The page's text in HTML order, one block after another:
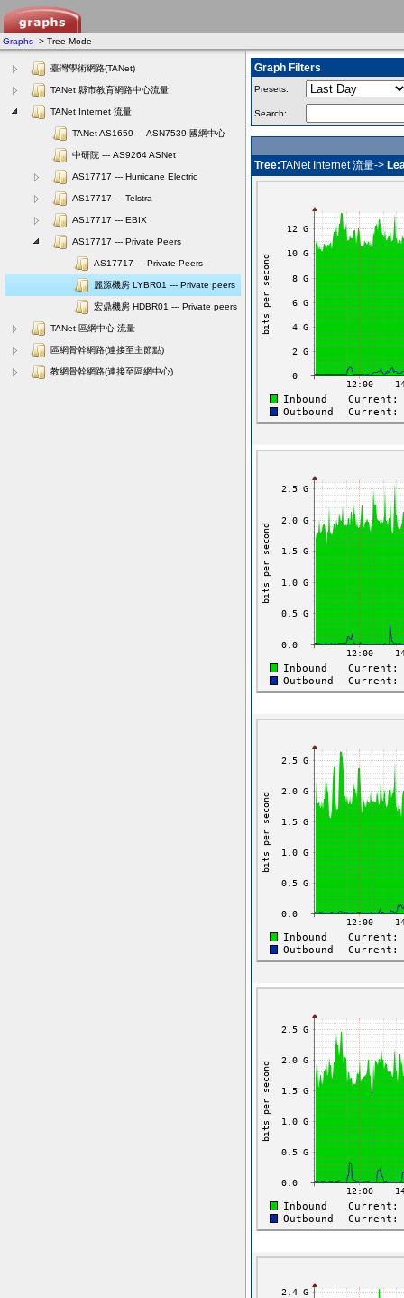
Graphs -> Tree Mode
臺灣學術網路(TANet)
TANet 縣市教育網路中心流量
TANet Internet 流量
TANet AS1659 --- ASN7539 國網中心
中研院 --- AS9264 ASNet
AS17717 --- Hurricane Electric
AS17717 --- Telstra
AS17717 --- EBIX
AS17717 --- Private Peers
AS17717 --- Private Peers
麗源機房 LYBR01 --- Private peers
宏鼎機房 HDBR01 --- Private peers
TANet 區網中心 流量
區網骨幹網路(連接至主節點)
教網骨幹網路(連接至區網中心)
Graph Filters
Presets:
Search:
Tree:TANet Internet 流量->